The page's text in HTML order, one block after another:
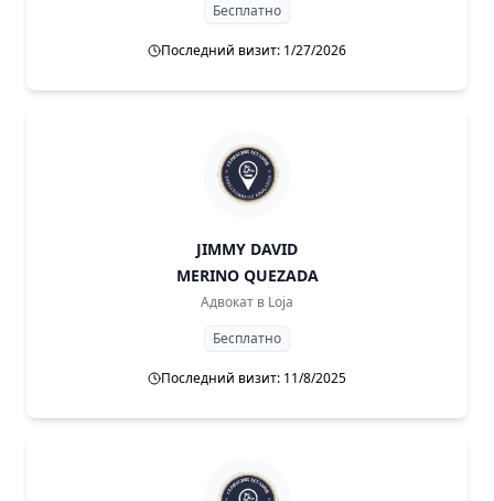
Бесплатно
Последний визит: 1/27/2026
JIMMY DAVID
MERINO QUEZADA
Адвокат в Loja
Бесплатно
Последний визит: 11/8/2025